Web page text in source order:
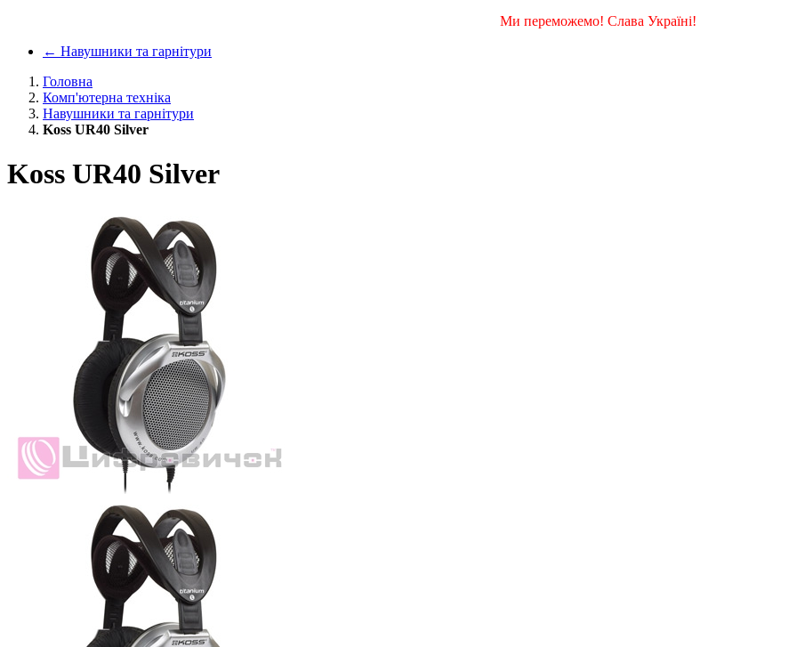
Ми переможемо! Слава Україні!
← Навушники та гарнітури
Головна
Комп'ютерна техніка
Навушники та гарнітури
Koss UR40 Silver
Koss UR40 Silver